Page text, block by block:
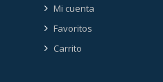
Mi cuenta
Favoritos
Carrito